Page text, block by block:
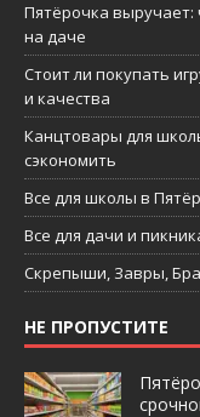
Пятёрочка выручает:
на даче
Стоит ли покупать
и качества
Канцтовары для
сэкономить
Все для школы в
Все для дачи и
Скрепыши, Завры,
НЕ ПРОПУСТИТЕ